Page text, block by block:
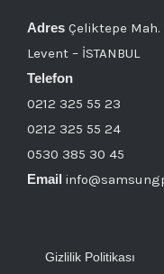
Adres Çeliktepe Mah.
Levent – İSTANBUL
Telefon
0212 325 55 23
0212 325 55 24
0530 385 30 45
Email
Gizlilik Politikası